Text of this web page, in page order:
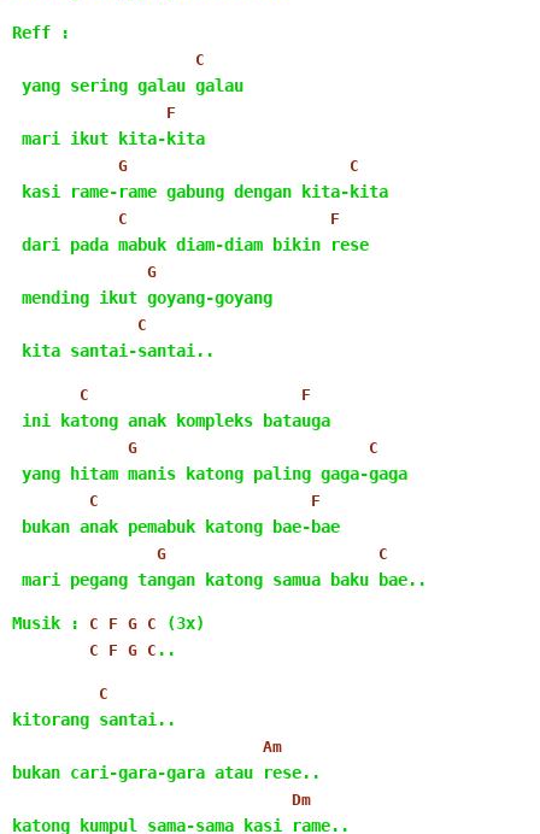
Reff :
C
yang sering galau galau
F
mari ikut kita-kita
G C
kasi rame-rame gabung dengan kita-kita
C F
dari pada mabuk diam-diam bikin rese
G
mending ikut goyang-goyang
C
kita santai-santai..
C F
ini katong anak kompleks batauga
G C
yang hitam manis katong paling gaga-gaga
C F
bukan anak pemabuk katong bae-bae
G C
mari pegang tangan katong samua baku bae..
Musik : C F G C (3x)
C F G C ..
C
kitorang santai..
Am
bukan cari-gara-gara atau rese..
Dm
katong kumpul sama-sama kasi rame..